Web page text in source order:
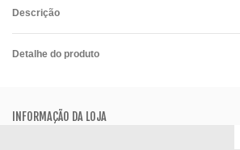
Descrição
Detalhe do produto
INFORMAÇÃO DA LOJA